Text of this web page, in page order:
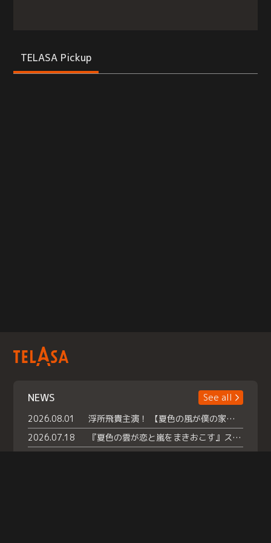
TELASA Pickup
NEWS
See all
2026.08.01
浮所飛貴主演！ 【夏色の風が僕の家にやってきた】 本日よりテラサで独占配信スタート！
2026.07.18
『夏色の雲が恋と嵐をまきおこす』スペシャルメイキング 【Part1】2026年７月18日（土）23時30分～配信スタート！話題のシーンの裏側を大公開！豪華キャスト大集合！ 『武宮家 真夏の家族会議』開催！